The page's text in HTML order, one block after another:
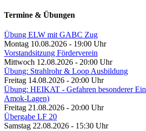
Termine & Übungen
Übung ELW mit GABC Zug
Montag 10.08.2026 - 19:00 Uhr
Vorstandsitzung Förderverein
Mittwoch 12.08.2026 - 20:00 Uhr
Übung: Strahlrohr & Loop Ausbildung
Freitag 14.08.2026 - 20:00 Uhr
Übung: HEIKAT - Gefahren besonderer
Amok-Lagen)
Freitag 21.08.2026 - 20:00 Uhr
Übergabe LF 20
Samstag 22.08.2026 - 15:30 Uhr